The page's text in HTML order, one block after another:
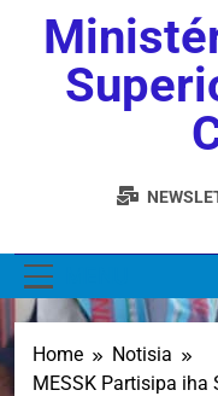
Home
Notisia
MESSK Partisipa iha